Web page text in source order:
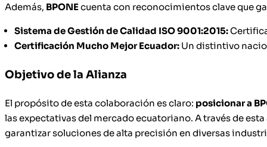
Además, BPONEcuenta con reconocimientos clave que
Sistema de Gestión de Calidad ISO 9001:2015:
Certificación Mucho Mejor Ecuador: Un distintivo
Objetivo de la Alianza
El propósito de esta colaboración es claro: posicionar a
las expectativas del mercado ecuatoriano. A través de
garantizar soluciones de alta precisión en diversas